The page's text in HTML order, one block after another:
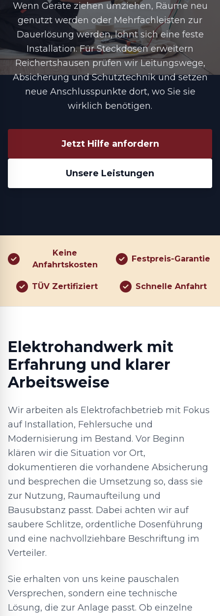
Wenn Geräte ziehen umziehen, Räume neu
genutzt werden oder Mehrfachleisten zur
Dauerlösung werden, lohnt sich eine feste
Installation. Für Steckdosen erweitern
Reichertshausen prüfen wir Leitungswege,
Absicherung und Schutztechnik und setzen
neue Anschlusspunkte dort, wo Sie sie
wirklich benötigen.
Jetzt Hilfe anfordern
Unsere Leistungen
Keine
Anfahrtskosten
Festpreis-Garantie
TÜV Zertifiziert Schnelle Anfahrt
Elektrohandwerk mit
Erfahrung und klarer
Arbeitsweise
Wir arbeiten als Elektrofachbetrieb mit Fokus
auf Installation, Fehlersuche und
Modernisierung im Bestand. Vor Beginn
klären wir die Situation vor Ort,
dokumentieren die vorhandene Absicherung
und besprechen die Umsetzung so, dass sie
zur Nutzung, Raumaufteilung und
Bausubstanz passt. Dabei achten wir auf
saubere Schlitze, ordentliche Dosenführung
und eine nachvollziehbare Beschriftung im
Verteiler.
Sie erhalten von uns keine pauschalen
Versprechen, sondern eine technische
Lösung, die zur Anlage passt. Ob einzelne